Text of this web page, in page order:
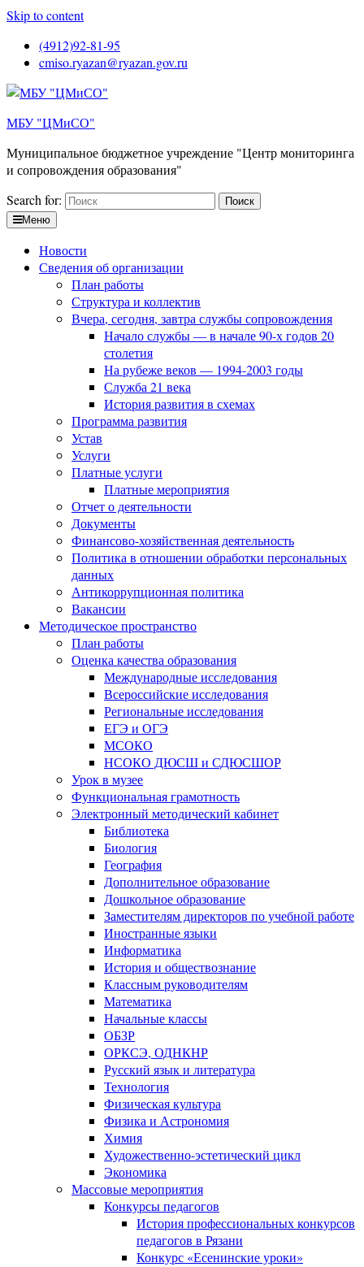
Skip to content
(4912)92-81-95
cmiso.ryazan@ryazan.gov.ru
МБУ "ЦМиСО"
Муниципальное бюджетное учреждение "Центр мониторинга
и сопровождения образования"
Search for:
Меню
Новости
Сведения об организации
План работы
Структура и коллектив
Вчера, сегодня, завтра службы сопровождения
Начало службы — в начале 90-х годов 20
столетия
На рубеже веков — 1994-2003 годы
Служба 21 века
История развития в схемах
Программа развития
Устав
Услуги
Платные услуги
Платные мероприятия
Отчет о деятельности
Документы
Финансово-хозяйственная деятельность
Политика в отношении обработки персональных
данных
Антикоррупционная политика
Вакансии
Методическое пространство
План работы
Оценка качества образования
Международные исследования
Всероссийские исследования
Региональные исследования
ЕГЭ и ОГЭ
МСОКО
НСОКО ДЮСШ и СДЮСШОР
Урок в музее
Функциональная грамотность
Электронный методический кабинет
Библиотека
Биология
География
Дополнительное образование
Дошкольное образование
Заместителям директоров по учебной работе
Иностранные языки
Информатика
История и обществознание
Классным руководителям
Математика
Начальные классы
ОБЗР
ОРКСЭ, ОДНКНР
Русский язык и литература
Технология
Физическая культура
Физика и Астрономия
Химия
Художественно-эстетический цикл
Экономика
Массовые мероприятия
Конкурсы педагогов
История профессиональных конкурсов
педагогов в Рязани
Конкурс «Есенинские уроки»